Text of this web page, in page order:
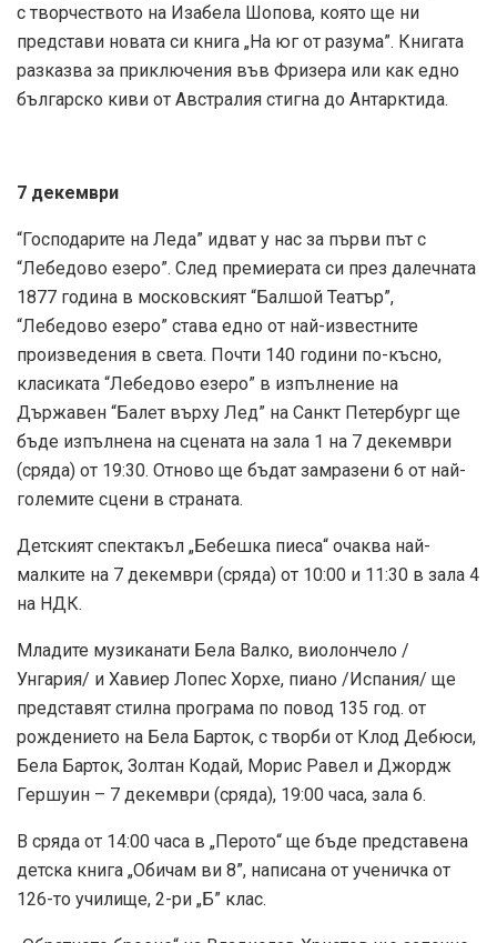
с творчеството на Изабела Шопова, която ще ни
представи новата си книга „На юг от разума”. Книгата
разказва за приключения във Фризера или как едно
българско киви от Австралия стигна до Антарктида.
7 декември
“Господарите на Леда” идват у нас за първи път с
“Лебедово езеро”. След премиерата си през далечната
1877 година в московският “Балшой Театър”,
“Лебедово езеро” става едно от най-известните
произведения в света. Почти 140 години по-късно,
класиката “Лебедово езеро” в изпълнение на
Държавен “Балет върху Лед” на Санкт Петербург ще
бъде изпълнена на сцената на зала 1 на 7 декември
(сряда) от 19:30. Отново ще бъдат замразени 6 от най-
големите сцени в страната.
Детският спектакъл „Бебешка пиеса“ очаква най-
малките на 7 декември (сряда) от 10:00 и 11:30 в зала 4
на НДК.
Младите музиканати Бела Валко, виолончело /
Унгария/ и Хавиер Лопес Хорхе, пиано /Испания/ ще
представят стилна програма по повод 135 год. от
рождението на Бела Барток, с творби от Клод Дебюси,
Бела Барток, Золтан Кодай, Морис Равел и Джордж
Гершуин – 7 декември (сряда), 19:00 часа, зала 6.
В сряда от 14:00 часа в „Перото“ ще бъде представена
детска книга „Обичам ви 8”, написана от ученичка от
126-то училище, 2-ри „Б” клас.